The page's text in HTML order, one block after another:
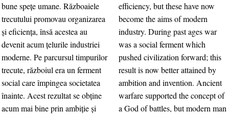
bune speţe umane. Războaiele
trecutului promovau organizarea
şi eficienţa, însă acestea au
devenit acum ţelurile industriei
moderne. Pe parcursul timpurilor
trecute, războiul era un ferment
social care împingea societatea
înainte. Acest rezultat se obţine
acum mai bine prin ambiţie şi
efficiency, but these have now
become the aims of modern
industry. During past ages war
was a social ferment which
pushed civilization forward; this
result is now better attained by
ambition and invention. Ancient
warfare supported the concept of
a God of battles, but modern man